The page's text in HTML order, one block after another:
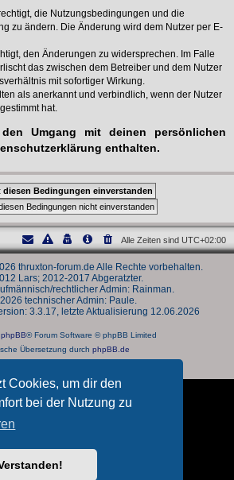
Cookies, um dir den
bei der Nutzung zu
die Nutzungsbedingungen und die
zu ändern. Die Änderung wird dem Nutzer per E-
den Änderungen zu widersprechen. Im Falle
das zwischen dem Betreiber und dem Nutzer
mit sofortiger Wirkung.
als anerkannt und verbindlich, wenn der Nutzer
hat.
Umgang mit deinen persönlichen
enthalten.
Alle Zeiten sind UTC+02:00
thruxton-forum.de Alle Rechte vorbehalten.
Lars; 2012-2017 Abgeratzter.
rechtlicher Admin: Rainman.
technischer Admin: Paule.
3.3.17, letzte Aktualisierung 12.06.2026
phpBB® Forum Software © phpBB Limited
Übersetzung durch phpBB.de